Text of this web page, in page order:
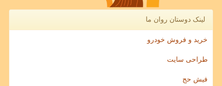
لینک دوستان روان ما
خرید و فروش خودرو
طراحی سایت
فیش حج